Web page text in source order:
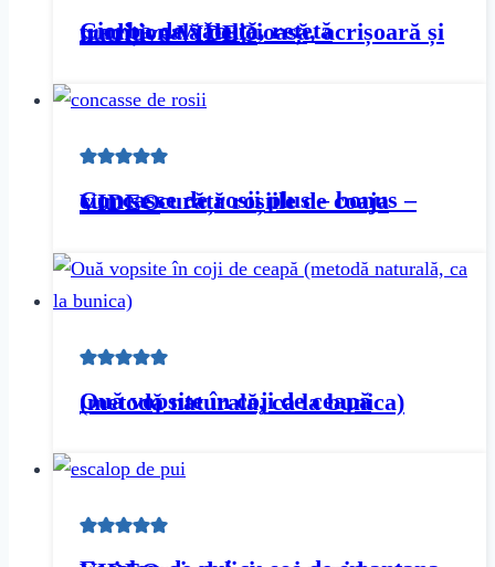
Ciorba de văcuță, rețetă tradițională delicioasă, acrișoară și nutritiva VIDEO
Concasse de rosii plus – bonus – cum se curăță roșiile de coaja VIDEO
Ouă vopsite în coji de ceapă (metodă naturală, ca la bunica)